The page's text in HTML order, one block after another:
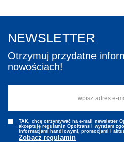
NEWSLETTER
Otrzymuj przydatne
nowościach!
TAK, chcę otrzymywać na e-mail newsletter
akceptuję regulamin Opoltrans i wyraźam
informacjami handlowymi, promocjami i
Zobacz regulamin